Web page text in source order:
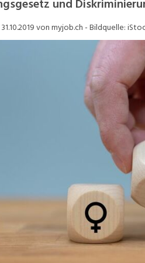
/ MA-Rekrutierung
und
31.10.2019von myjob.ch - Bildquelle: